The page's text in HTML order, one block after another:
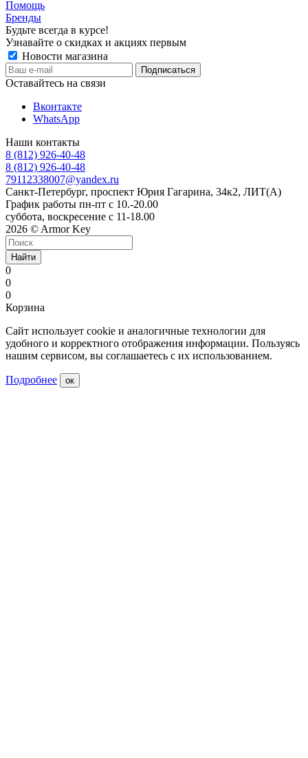
Помощь
Бренды
Будьте всегда в курсе!
Узнавайте о скидках и акциях первым
Новости магазина
Оставайтесь на связи
Вконтакте
WhatsApp
Наши контакты
8 (812) 926-40-48
8 (812) 926-40-48
79112338007@yandex.ru
Санкт-Петербург, проспект Юрия Гагарина, 34к2, ЛИТ(А)
График работы пн-пт с 10.-20.00
суббота, воскресение с 11-18.00
2026 © Armor Key
Найти
0
0
0
Корзина
Сайт использует cookie и аналогичные технологии для
удобного и корректного отображения информации. Пользуясь
нашим сервисом, вы соглашаетесь с их использованием.
Подробнее ок